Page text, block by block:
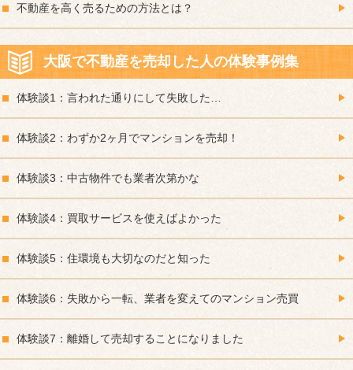
不動産を高く売るための方法とは？
大阪で不動産を売却した人の体験事例集
体験談1：言われた通りにして失敗した…
体験談2：わずか2ヶ月でマンションを売却！
体験談3：中古物件でも業者次第かな
体験談4：買取サービスを使えばよかった
体験談5：住環境も大切なのだと知った
体験談6：失敗から一転、業者を変えてのマンション売買
体験談7：離婚して売却することになりました